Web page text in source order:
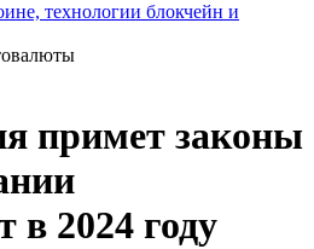
технологии блокчейн и
примет законы
в 2024 году